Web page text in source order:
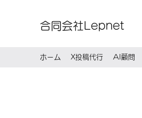
合同会社Lepnet
ホーム X投稿代行 AI顧問